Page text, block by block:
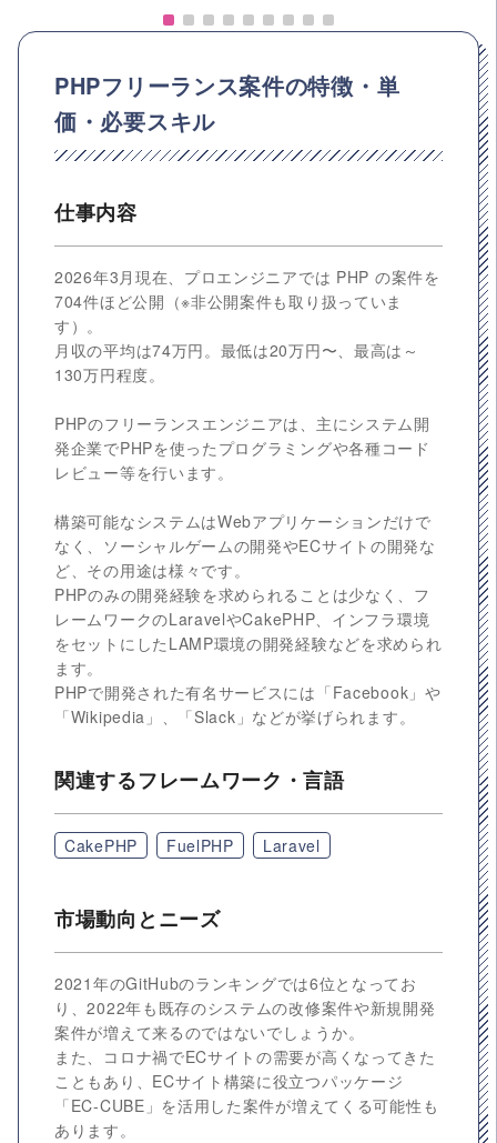
PHPフリーランス案件の特徴・単
価・必要スキル
仕事内容
2026年3月現在、プロエンジニアでは PHP の案件を
704件ほど公開（※非公開案件も取り扱っていま
す）。
月収の平均は74万円。最低は20万円〜、最高は～
130万円程度。
PHPのフリーランスエンジニアは、主にシステム開
発企業でPHPを使ったプログラミングや各種コード
レビュー等を行います。
構築可能なシステムはWebアプリケーションだけで
なく、ソーシャルゲームの開発やECサイトの開発な
ど、その用途は様々です。
PHPのみの開発経験を求められることは少なく、フ
レームワークのLaravelやCakePHP、インフラ環境
をセットにしたLAMP環境の開発経験などを求められ
ます。
PHPで開発された有名サービスには「Facebook」や
「Wikipedia」、「Slack」などが挙げられます。
関連するフレームワーク・言語
CakePHP FuelPHP Laravel
市場動向とニーズ
2021年のGitHubのランキングでは6位となってお
り、2022年も既存のシステムの改修案件や新規開発
案件が増えて来るのではないでしょうか。
また、コロナ禍でECサイトの需要が高くなってきた
こともあり、ECサイト構築に役立つパッケージ
「EC-CUBE」を活用した案件が増えてくる可能性も
あります。